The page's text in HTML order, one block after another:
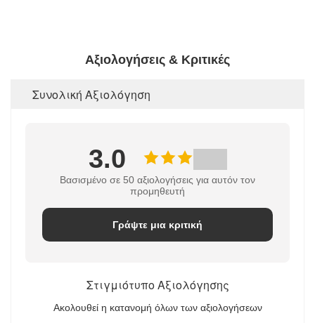
Αξιολογήσεις & Κριτικές
Συνολική Αξιολόγηση
3.0
Βασισμένο σε 50 αξιολογήσεις για αυτόν τον
προμηθευτή
Γράψτε μια κριτική
Στιγμιότυπο Αξιολόγησης
Ακολουθεί η κατανομή όλων των αξιολογήσεων